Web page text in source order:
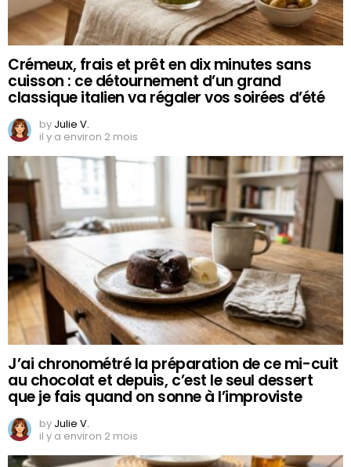
Crémeux, frais et prêt en dix minutes sans
cuisson : ce détournement d’un grand
classique italien va régaler vos soirées d’été
by Julie V.
il y a environ 2 mois
J’ai chronométré la préparation de ce mi-cuit
au chocolat et depuis, c’est le seul dessert
que je fais quand on sonne à l’improviste
by Julie V.
il y a environ 2 mois